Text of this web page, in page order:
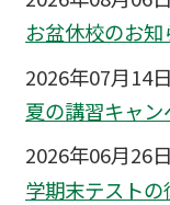
お盆休校のお知
2026年07月14日
夏の講習キャン
2026年06月26日
学期末テストの